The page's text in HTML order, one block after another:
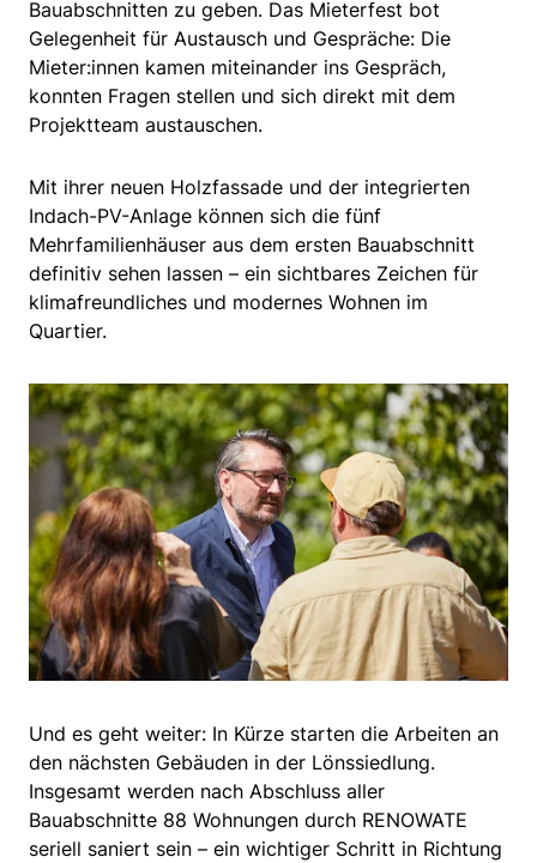
Bauabschnitten zu geben. Das Mieterfest bot
Gelegenheit für Austausch und Gespräche: Die
Mieter:innen kamen miteinander ins Gespräch,
konnten Fragen stellen und sich direkt mit dem
Projektteam austauschen.
Mit ihrer neuen Holzfassade und der integrierten
Indach-PV-Anlage können sich die fünf
Mehrfamilienhäuser aus dem ersten Bauabschnitt
definitiv sehen lassen – ein sichtbares Zeichen für
klimafreundliches und modernes Wohnen im
Quartier.
Und es geht weiter: In Kürze starten die Arbeiten an
den nächsten Gebäuden in der Lönssiedlung.
Insgesamt werden nach Abschluss aller
Bauabschnitte 88 Wohnungen durch RENOWATE
seriell saniert sein – ein wichtiger Schritt in Richtung